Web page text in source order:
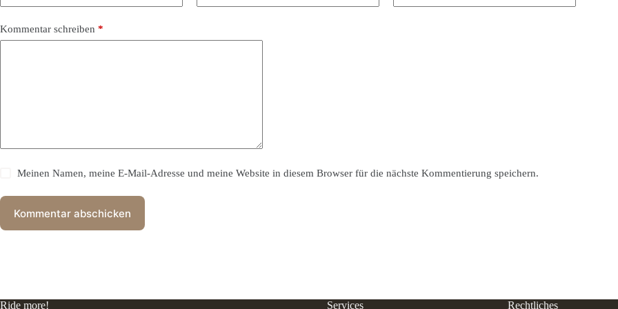
Kommentar schreiben *
Meinen Namen, meine E-Mail-Adresse und meine Website in diesem Browser für die nächste Kommentierung speichern.
Kommentar abschicken
Ride more! Services Rechtliches